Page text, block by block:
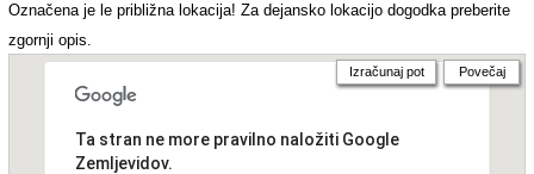
Označena je le približna lokacija! Za dejansko lokacijo dogodka preberite
zgornji opis.
Ta stran ne more pravilno naložiti Google
Zemljevidov.
Izračunaj pot Povečaj